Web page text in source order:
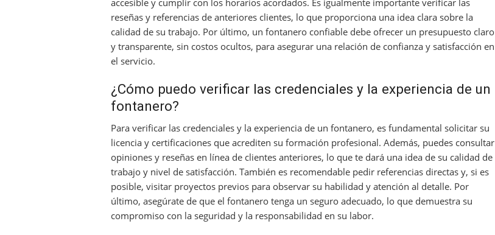
accesible y cumplir con los horarios acordados. Es igualmente importante verificar las
reseñas y referencias de anteriores clientes, lo que proporciona una idea clara sobre la
calidad de su trabajo. Por último, un fontanero confiable debe ofrecer un presupuesto claro
y transparente, sin costos ocultos, para asegurar una relación de confianza y satisfacción en
el servicio.
¿Cómo puedo verificar las credenciales y la experiencia de un
fontanero?
Para verificar las credenciales y la experiencia de un fontanero, es fundamental solicitar su
licencia y certificaciones que acrediten su formación profesional. Además, puedes consultar
opiniones y reseñas en línea de clientes anteriores, lo que te dará una idea de su calidad de
trabajo y nivel de satisfacción. También es recomendable pedir referencias directas y, si es
posible, visitar proyectos previos para observar su habilidad y atención al detalle. Por
último, asegúrate de que el fontanero tenga un seguro adecuado, lo que demuestra su
compromiso con la seguridad y la responsabilidad en su labor.